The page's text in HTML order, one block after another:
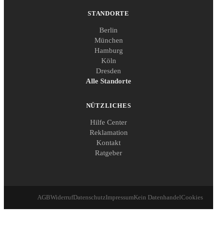
STANDORTE
Berlin
München
Hamburg
Köln
Dresden
Alle Standorte
NÜTZLICHES
Hilfe Center
Reklamation
Kontakt
Ratgeber
AGBWiderrufDatenschutzImpressumKein DatenhandelCookies